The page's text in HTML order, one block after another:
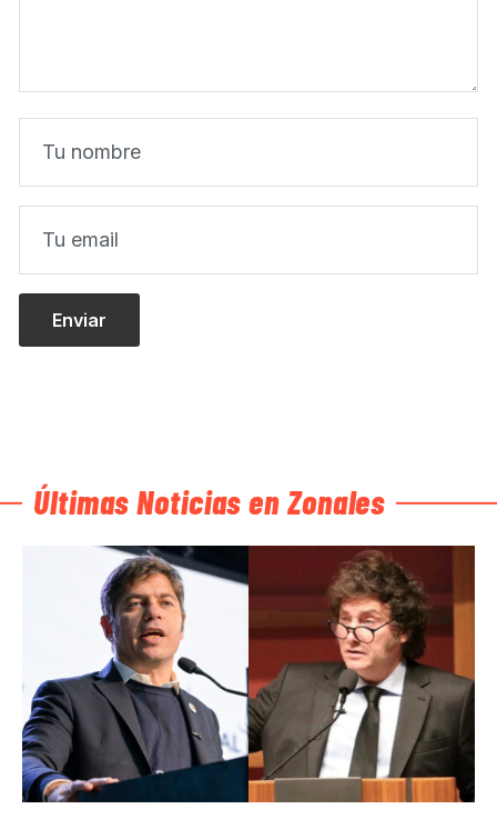
Últimas Noticias en Zonales